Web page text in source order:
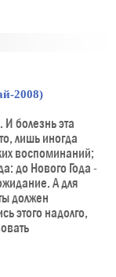
2008)
И болезнь эта
лишь иногда
воспоминаний;
до Нового Года -
А для
должен
этого надолго,